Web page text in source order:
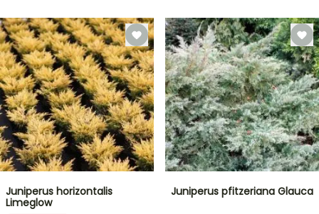
Juniperus horizontalis
Limeglow
Juniperus pfitzeriana Glauca